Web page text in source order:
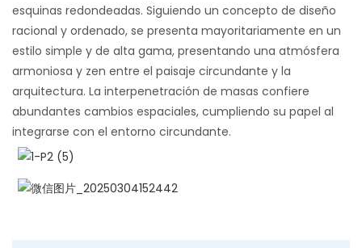
esquinas redondeadas. Siguiendo un concepto de diseño
racional y ordenado, se presenta mayoritariamente en un
estilo simple y de alta gama, presentando una atmósfera
armoniosa y zen entre el paisaje circundante y la
arquitectura. La interpenetración de masas confiere
abundantes cambios espaciales, cumpliendo su papel al
integrarse con el entorno circundante.